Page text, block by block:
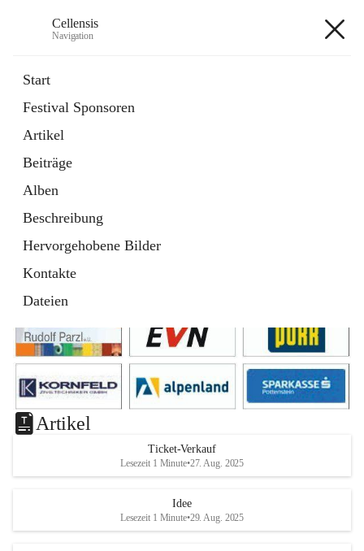
Cellensis
Navigation
Start
Festival Sponsoren
Artikel
Beiträge
Alben
Beschreibung
Hervorgehobene Bilder
Kontakte
Dateien
Festival Sponsoren
Artikel
Ticket-Verkauf
Lesezeit 1 Minute•27. Aug. 2025
Idee
Lesezeit 1 Minute•29. Aug. 2025